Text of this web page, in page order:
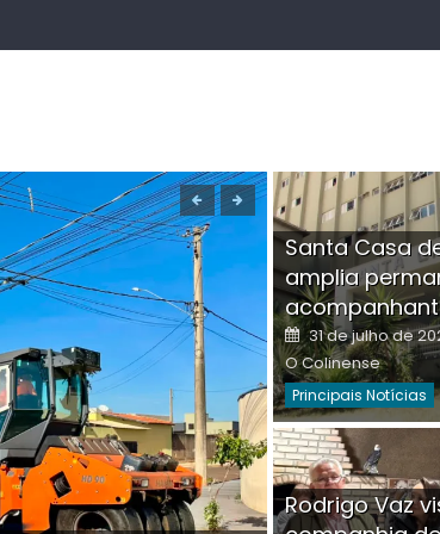
Boutique
invadida
Santa Casa
amplia
Posted
on
31 de julho de
O Colinense
Principais Notícias
Rodrigo Vaz